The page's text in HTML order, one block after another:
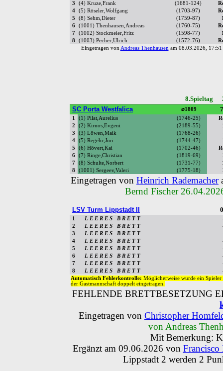
3
(4) Kruze,Frank (1681-124)
4
(5) Röseler,Wolfgang (1703-97)
5
(8) Sehm,Dieter (1759-87)
6
(1001) Thenhausen,Andreas (1760-75)
7
(1002) Stockmeier,Fritz (1598-77)
8
(1003) Pecher,Ulrich (1572-76)
Eingetragen vonAndreas Thenhausenam 08.03.2026,
8.Spieltag
SC Porta Westfalica
⌀1809
1 (1) Pilat,Aurelius (1746-25)
2
(2) Kirnos,Evgeni (2189-55)
3
(3) Löwen,Maik (1768-26)
4
(5) Regehr,Juri (1744-47)
5
(6) Hövert,Kai (1702-46)
6
(7) Ringe,Christian (1819-69)
7
(8) Schulte,Norbert (1731-77)
8
(1001) Sergeev,Valeri (1775-18)
Eingetragen von Heinrich Rademacher
Bernd Fischer
LSV Turm Lippstadt II
1 L E E R E S B R E T T
2
L E E R E S B R E T T
3
L E E R E S B R E T T
4
L E E R E S B R E T T
5
L E E R E S B R E T T
6
L E E R E S B R E T T
7
L E E R E S B R E T T
8
L E E R E S B R E T T
Automatisch Fehlerkontrolle: Möglicherweise wurde ein
der Gastmannschaft doppelt eingetragen.
FEHLENDE BRETTBESETZUNG
Eingetragen von Christopher
von Andreas
Mit Bemerkung:
Ergänzt am 09.06.2026 von Francisco
Lippstadt 2 werden 2